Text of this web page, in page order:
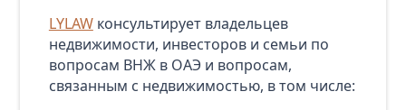
LYLAWконсультирует владельцев
недвижимости, инвесторов и семьи по
вопросам ВНЖ в ОАЭ и вопросам,
связанным с недвижимостью, в том числе: